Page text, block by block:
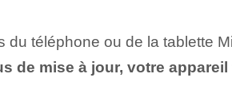
téléphone ou de la tablette
de mise à jour, votre